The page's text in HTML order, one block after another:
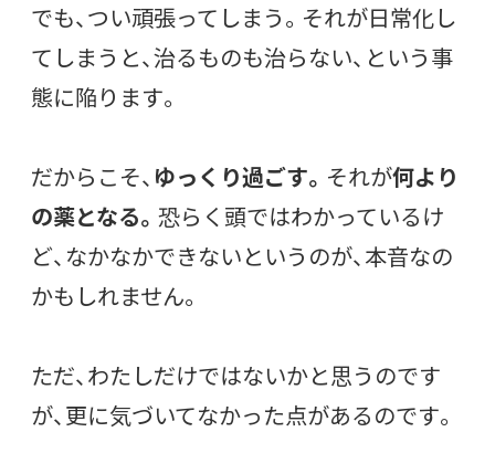
でも、つい頑張ってしまう。それが日常化し
てしまうと、治るものも治らない、という事
態に陥ります。
だからこそ、 ゆっくり過ごす。 それが何より
の薬となる。 恐らく頭ではわかっているけ
ど、なかなかできないというのが、本音なの
かもしれません。
ただ、わたしだけではないかと思うのです
が、更に気づいてなかった点があるのです。